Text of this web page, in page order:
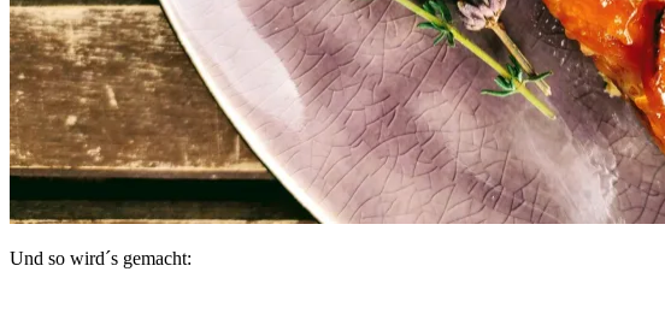
Und so wird´s gemacht: